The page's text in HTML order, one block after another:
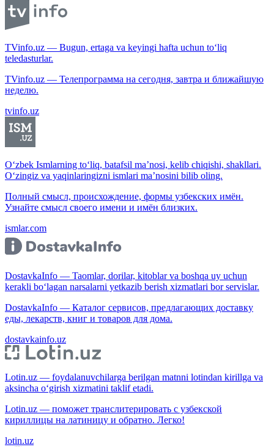
TVinfo.uz — Bugun, ertaga va keyingi hafta uchun to‘liq
teledasturlar.
TVinfo.uz — Телепрограмма на сегодня, завтра и ближайшую
неделю.
tvinfo.uz
O‘zbek Ismlarning to‘liq, batafsil ma’nosi, kelib chiqishi, shakllari.
O‘zingiz va yaqinlaringizni ismlari ma’nosini bilib oling.
Полный смысл, происхождение, формы узбекских имён.
Узнайте смысл своего имени и имён близких.
ismlar.com
DostavkaInfo — Taomlar, dorilar, kitoblar va boshqa uy uchun
kerakli bo‘lagan narsalarni yetkazib berish xizmatlari bor servislar.
DostavkaInfo — Каталог сервисов, предлагающих доставку
еды, лекарств, книг и товаров для дома.
dostavkainfo.uz
Lotin.uz — foydalanuvchilarga berilgan matnni lotindan kirillga va
aksincha o‘girish xizmatini taklif etadi.
Lotin.uz — поможет транслитерировать с узбекской
кириллицы на латиницу и обратно. Легко!
lotin.uz